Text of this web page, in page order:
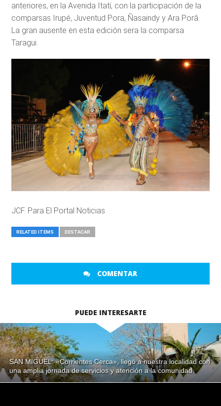
anteriores, en la Avenida Itatí, con la participación de la
comparsas Irupé, Juventud Pora, Ñasaindy y Ara Porâ.
La gran ausente en esta edición sera la comparsa
Taragui.
JCF. Para El Portal Noticias
RELATED ITEMS DESTACAR
COMENTAR
PUEDE INTERESARTE
SAN MIGUEL: «Corrientes Cerca», llegó a nuestra localidad con
una amplia jornada de servicios y atención a la comunidad